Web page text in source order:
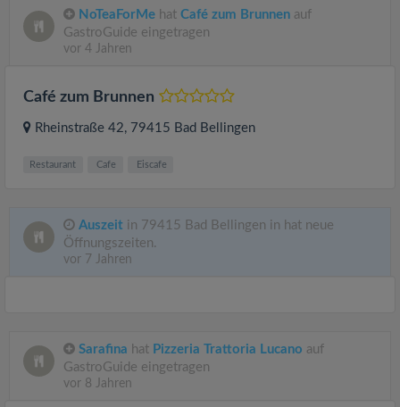
NoTeaForMe hat Café zum Brunnen auf
GastroGuide eingetragen
vor 4 Jahren
Café zum Brunnen
Rheinstraße 42, 79415 Bad Bellingen
Restaurant Cafe Eiscafe
Auszeit in 79415 Bad Bellingen in hat neue
Öffnungszeiten.
vor 7 Jahren
Sarafina hat Pizzeria Trattoria Lucano auf
GastroGuide eingetragen
vor 8 Jahren